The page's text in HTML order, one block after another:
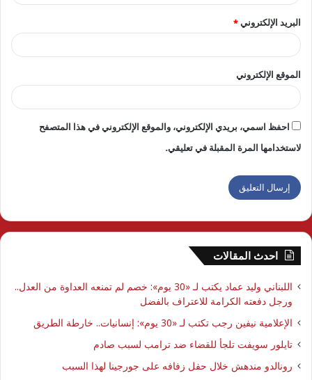
البريد الإلكتروني*
الموقع الإلكتروني
احفظ اسمي، بريدي الإلكتروني، والموقع الإلكتروني في هذا المتصفح
لاستخدامها المرة المقبلة في تعليقي.
احدث المقالات
اللبناني وليد عماد يكتب لـ «30 يوم»: خصم لم تمنعه العداوة من العدل..
ورجل دفعته الكرامة للاعتراف بالفضل
الإعلامية نيفين رجب تكتب لـ «30 يوم»: إنسانيات.. خارطة الطريق
تايلور سويفت تلجأ للقضاء ضد ترامب لسبب صادم
رونالدو مندهش خلال حفل زفافه على جورجينا لهذا السبب